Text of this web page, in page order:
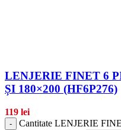
LENJERIE FINET 6
ȘI 180×200 (HF6P276)
119 lei
-
Cantitate LENJERIE